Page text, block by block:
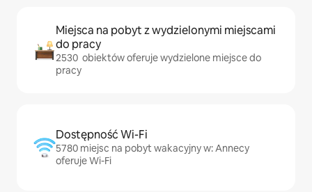
Miejsca na pobyt z wydzielonymi miejscami
do pracy
2530 obiektów oferuje wydzielone miejsce do
pracy
Dostępność Wi-Fi
5780 miejsc na pobyt wakacyjny w: Annecy
oferuje Wi-Fi